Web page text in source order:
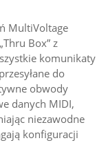
MultiVoltage
Box” z
komunikaty
do
obwody
danych MIDI,
niezawodne
konfiguracji